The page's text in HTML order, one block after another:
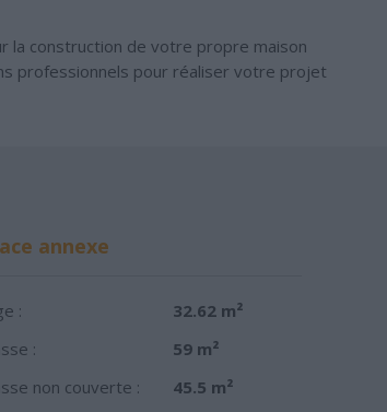
la construction de votre propre maison
professionnels pour réaliser votre projet
annexe
:
32.62 m²
:
59 m²
non couverte :
45.5 m²